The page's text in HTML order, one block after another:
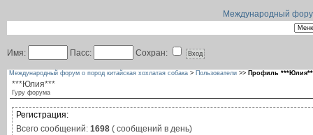
Международный
Имя: Пасс: Сохран:
Международный форум о пород китайская хохлатая собака > Пользователи >> Профиль
***Юлия***
Гуру форума
Регистрация:
Всего сообщений: 1698 ( сообщений в день)